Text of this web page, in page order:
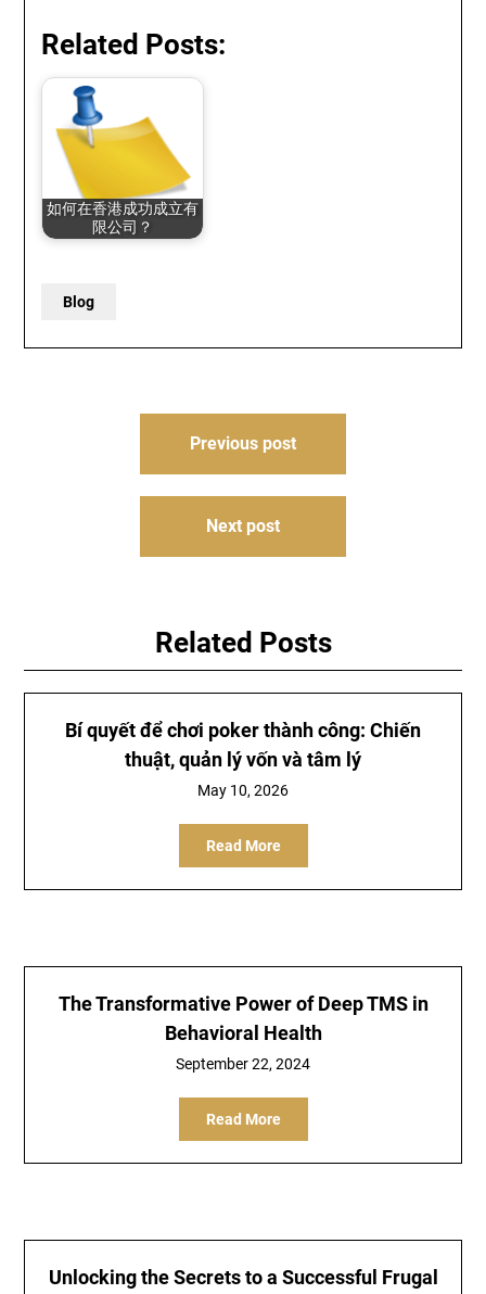
Related Posts:
如何在香港成功成立有
限公司？
Blog
Previous post
Next post
Related Posts
Bí quyết để chơi poker thành công: Chiến
thuật, quản lý vốn và tâm lý
May 10, 2026
Read More
The Transformative Power of Deep TMS in
Behavioral Health
September 22, 2024
Read More
Unlocking the Secrets to a Successful Frugal